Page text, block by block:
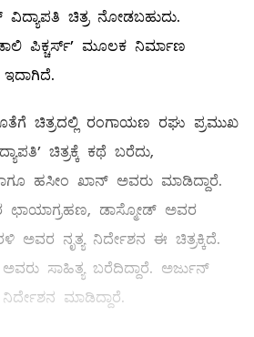
ಚಿತ್ರ ನೋಡಬಹುದು.
ಪಿಕ್ಚರ್ಸ್‌’ ಮೂಲಕ ನಿರ್ಮಾಣ
ಇದಾಗಿದೆ.
ಚಿತ್ರದಲ್ಲಿ ರಂಗಾಯಣ ರಘು ಪ್ರಮುಖ
ಚಿತ್ರಕ್ಕೆ ಕಥೆ ಬರೆದು,
ಹಸೀಂ ಖಾನ್ ಅವರು ಮಾಡಿದ್ದಾರೆ.
ಛಾಯಾಗ್ರಹಣ, ಡಾಸ್ಮೋಡ್ ಅವರ
ಅವರ ನೃತ್ಯ ನಿರ್ದೇಶನ ಈ ಚಿತ್ರಕ್ಕಿದೆ.
ಸಾಹಿತ್ಯ ಬರೆದಿದ್ದಾರೆ. ಅರ್ಜುನ್
ಮಾಡಿದ್ದಾರೆ.